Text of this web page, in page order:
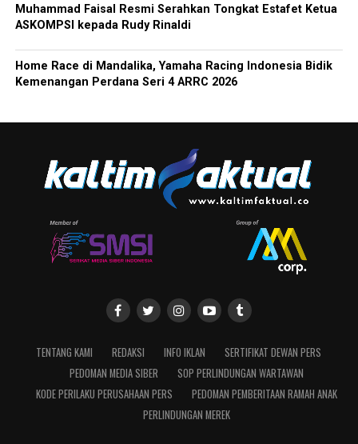
Muhammad Faisal Resmi Serahkan Tongkat Estafet Ketua
ASKOMPSI kepada Rudy Rinaldi
Home Race di Mandalika, Yamaha Racing Indonesia Bidik
Kemenangan Perdana Seri 4 ARRC 2026
TENTANG KAMI REDAKSI INFO IKLAN
SERTIFIKAT DEWAN PERS
PEDOMAN MEDIA SIBER
SOP PERLINDUNGAN WARTAWAN
KODE PERILAKU PERUSAHAAN PERS
PEDOMAN PEMBERITAAN RAMAH ANAK
PERLINDUNGAN MEREK